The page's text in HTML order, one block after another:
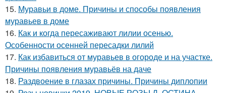
15. Муравьи в доме. Причины и способы появления
муравьев в доме
16. Как и когда пересаживают лилии осенью.
Особенности осенней пересадки лилий
17. Как избавиться от муравьев в огороде и на участке.
Причины появления муравьёв на даче
18. Раздвоение в глазах причины. Причины диплопии